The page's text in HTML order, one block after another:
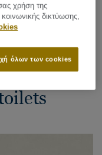
για
χρήση της
δικτύωσης,
όλων των cookies